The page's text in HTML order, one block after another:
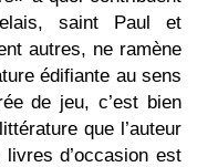
saint Paul et
autres, ne ramène
édifiante au sens
de jeu, c’est bien
que l’auteur
d’occasion est